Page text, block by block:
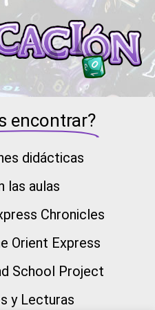
encontrar?
didácticas
las aulas
Chronicles
Orient Express
School Project
y Lecturas